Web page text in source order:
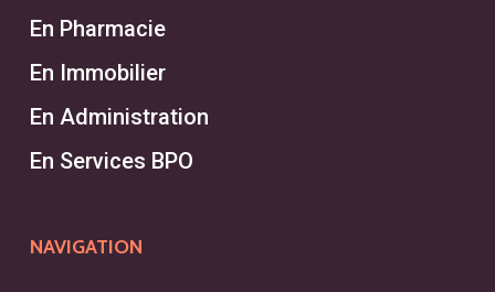
En Pharmacie
En Immobilier
En Administration
En Services BPO
NAVIGATION